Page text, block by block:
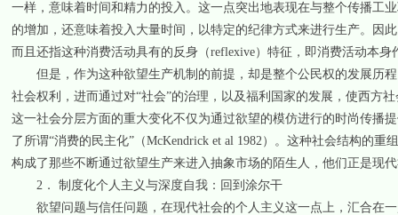
一样，意味着时间和精力的投入。这一点突出地表现在与整个传播工
的增加，还意味着投入大量时间，以特定的纪律方式来进行生产。因
而且还指这种消费活动具有的反身（reflexive）特征，即消费活动本
但是，作为这种欲望生产机制的前提，却是整个公民权的发展历程
社会权利，进而通过对“社会”的治理，以及福利国家的发展，使西方
这一社会分层方面的重大变化不仅为通过欲望的模仿进行的时尚传播
了所谓“消费的民主化”（McKendrick et al 1982）。这种社会结构的
构成了那些不断通过欲望生产来进入抽象市场的陌生人，他们正是现
2． 制度化个人主义与深度自我：回到涂尔干
欲望问题与信任问题，在现代社会的个人主义这一点上，汇合在一